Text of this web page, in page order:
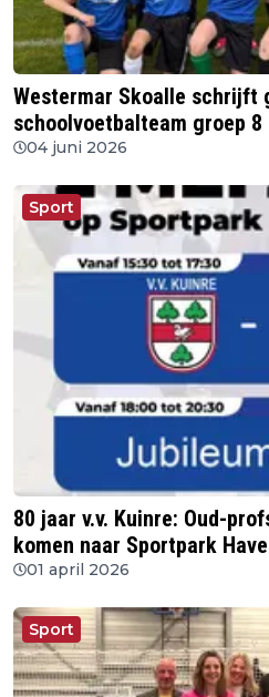
Westermar Skoalle schrijft
schoolvoetbalteam groep 8
04 juni 2026
Sport
80 jaar v.v. Kuinre: Oud-
komen naar Sportpark
01 april 2026
Sport